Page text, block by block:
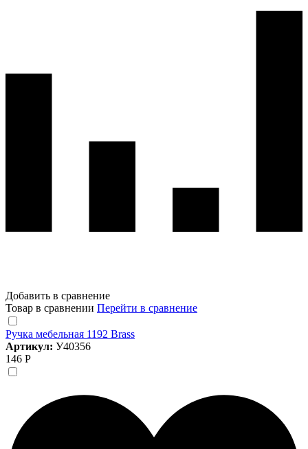
Добавить в сравнение
Товар в сравнении Перейти в сравнение
Ручка мебельная 1192 Brass
Артикул: У40356
146 Р